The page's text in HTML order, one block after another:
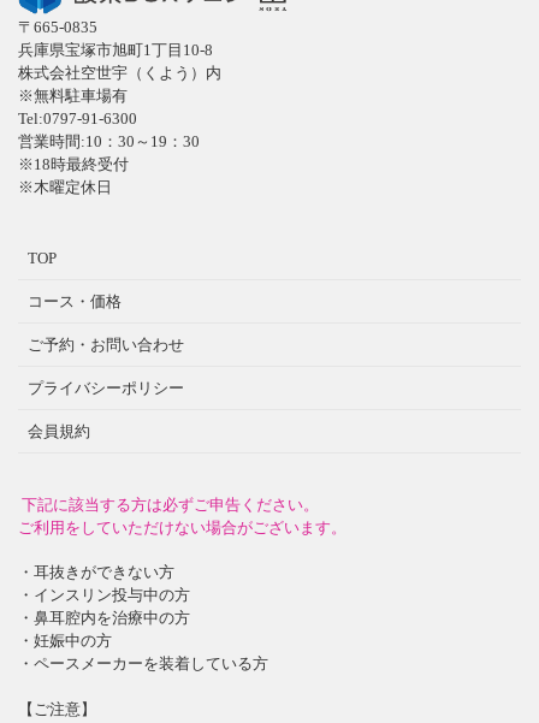
〒665-0835
兵庫県宝塚市旭町1丁目10-8
株式会社空世宇（くよう）内
※無料駐車場有
Tel:0797-91-6300
営業時間:10：30～19：30
※18時最終受付
※木曜定休日
TOP
コース・価格
ご予約・お問い合わせ
プライバシーポリシー
会員規約
下記に該当する方は必ずご申告ください。
ご利用をしていただけない場合がございます。
・耳抜きができない方
・インスリン投与中の方
・鼻耳腔内を治療中の方
・妊娠中の方
・ペースメーカーを装着している方
【ご注意】